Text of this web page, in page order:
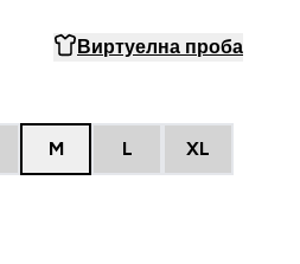
Виртуелна проба
M L XL